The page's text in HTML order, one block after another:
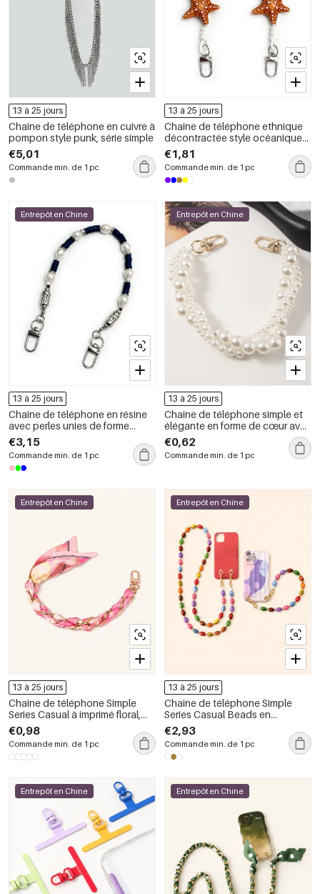
13 à 25 jours
Chaîne de téléphone en cuivre à
pompon style punk, série simple
€5,01
Commande min. de 1 pc
13 à 25 jours
Chaîne de téléphone ethnique
décontractée style océanique
avec perles en forme
d&#39;étoile de mer et dégradé
de couleurs en résine
€1,81
Commande min. de 1 pc
Entrepôt en Chine
13 à 25 jours
Chaîne de téléphone en résine
avec perles unies de forme
irrégulière, collection Simple
Series Daily
€3,15
Commande min. de 1 pc
Entrepôt en Chine
13 à 25 jours
Chaîne de téléphone simple et
élégante en forme de cœur avec
nœud papillon, couleur unie,
imitation perle et perles
artificielles.
€0,62
Commande min. de 1 pc
Entrepôt en Chine
13 à 25 jours
Chaîne de téléphone Simple
Series Casual à imprimé floral,
léopard, rayures, carreaux et
pois, en tissu tissé dégradé de
couleurs.
€0,98
Commande min. de 1 pc
Entrepôt en Chine
13 à 25 jours
Chaîne de téléphone Simple
Series Casual Beads en
acrylique multicolore
€2,93
Commande min. de 1 pc
Entrepôt en Chine Entrepôt en Chine